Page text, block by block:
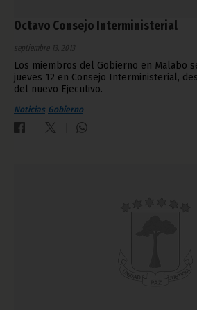
Octavo Consejo Interministerial
septiembre 13, 2013
Los miembros del Gobierno en Malabo
jueves 12 en Consejo Interministerial,
del nuevo Ejecutivo.
Noticias Gobierno